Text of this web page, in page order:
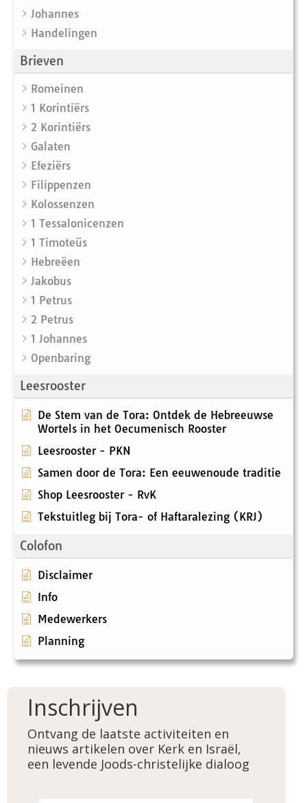
Johannes
Handelingen
Brieven
Romeinen
1 Korintiërs
2 Korintiërs
Galaten
Efeziërs
Filippenzen
Kolossenzen
1 Tessalonicenzen
1 Timoteüs
Hebreëen
Jakobus
1 Petrus
2 Petrus
1 Johannes
Openbaring
Leesrooster
De Stem van de Tora: Ontdek de Hebreeuwse
Wortels in het Oecumenisch Rooster
Leesrooster - PKN
Samen door de Tora: Een eeuwenoude traditie
Shop Leesrooster - RvK
Tekstuitleg bij Tora- of Haftaralezing (KRJ)
Colofon
Disclaimer
Info
Medewerkers
Planning
Inschrijven
Ontvang de laatste activiteiten en
nieuws artikelen over Kerk en Israël,
een levende Joods-christelijke dialoog